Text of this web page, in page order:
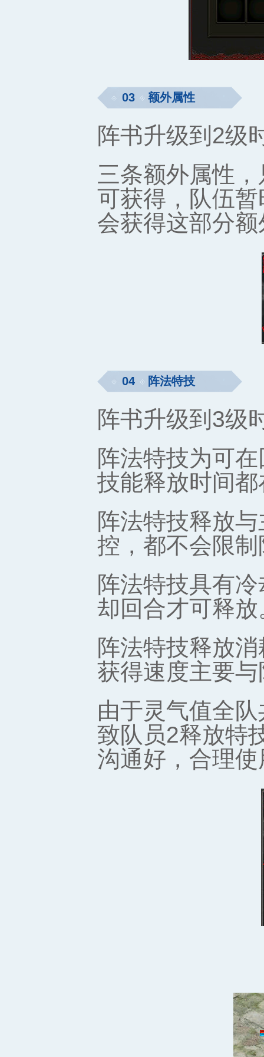
03 额外属性
阵书升级到2级
三条额外属性
可获得，队伍
会获得这部分
04 阵法特技
阵书升级到3级
阵法特技为可
技能释放时间
阵法特技释放
控，都不会限
阵法特技具有
却回合才可释放
阵法特技释放
获得速度主要
由于灵气值全
致队员2释放特
沟通好，合理